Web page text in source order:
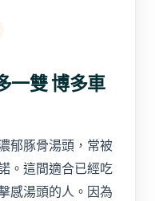
一雙 博多車
郁豚骨湯頭，常被
。這間適合已經吃
感湯頭的人。因為